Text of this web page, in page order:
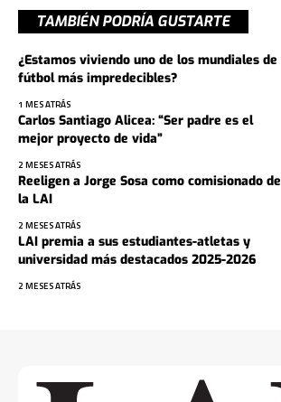
TAMBIÉN PODRÍA GUSTARTE
¿Estamos viviendo uno de los mundiales de
fútbol más impredecibles?
1 MES ATRÁS
Carlos Santiago Alicea: “Ser padre es el
mejor proyecto de vida”
2 MESES ATRÁS
Reeligen a Jorge Sosa como comisionado de
la LAI
2 MESES ATRÁS
LAI premia a sus estudiantes-atletas y
universidad más destacados 2025-2026
2 MESES ATRÁS